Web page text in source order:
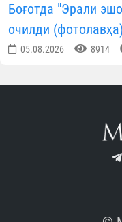
Боғотда "Эрали
очилди (фотолавҳа)
05.08.2026 8914